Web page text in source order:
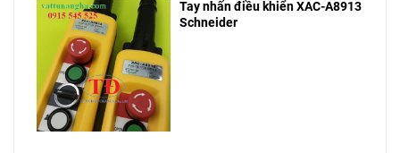
Tay nhấn điều khiển XAC-A8913
Schneider